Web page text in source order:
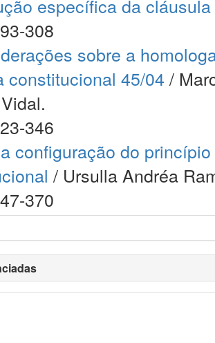
específica da
308
sobre a
constitucional 45/04 /
346
configuração do
/ Ursulla Andréa
370